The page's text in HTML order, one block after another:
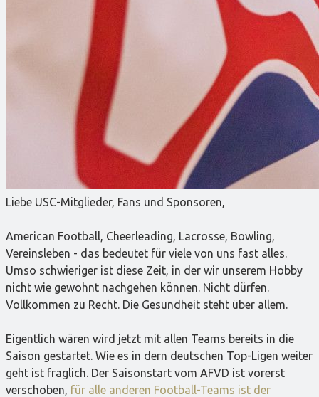
Liebe USC-Mitglieder, Fans und Sponsoren,
American Football, Cheerleading, Lacrosse, Bowling,
Vereinsleben - das bedeutet für viele von uns fast alles.
Umso schwieriger ist diese Zeit, in der wir unserem Hobby
nicht wie gewohnt nachgehen können. Nicht dürfen.
Vollkommen zu Recht. Die Gesundheit steht über allem.
Eigentlich wären wird jetzt mit allen Teams bereits in die
Saison gestartet. Wie es in dern deutschen Top-Ligen weiter
geht ist fraglich. Der Saisonstart vom AFVD ist vorerst
verschoben, für alle anderen Football-Teams ist der